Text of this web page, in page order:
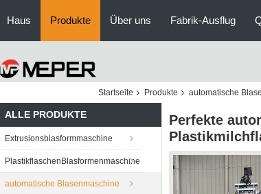
Haus Produkte Über uns Fabrik-Ausflug
Startseite
Produkte automatische
ALLE PRODUKTE
Extrusionsblasformmaschine
PlastikflaschenBlasformenmaschine
automatische Blasenmaschine
Perfekte